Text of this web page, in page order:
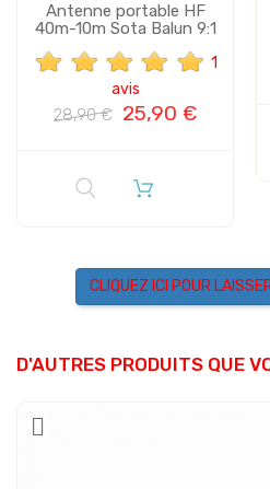
Antenne portable HF
40m-10m Sota Balun 9:1
1
avis
28,90 € 25,90 €
CLIQUEZ ICI POUR
D'AUTRES PRODUITS QUE